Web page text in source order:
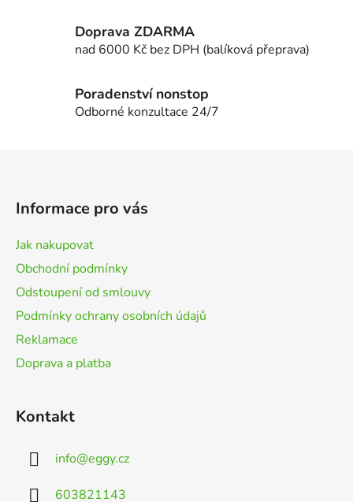
Doprava ZDARMA
nad 6000 Kč bez DPH (balíková přeprava)
Poradenství nonstop
Odborné konzultace 24/7
Informace pro vás
Jak nakupovat
Obchodní podmínky
Odstoupení od smlouvy
Podmínky ochrany osobních údajů
Reklamace
Doprava a platba
Kontakt
info@eggy.cz
603821143